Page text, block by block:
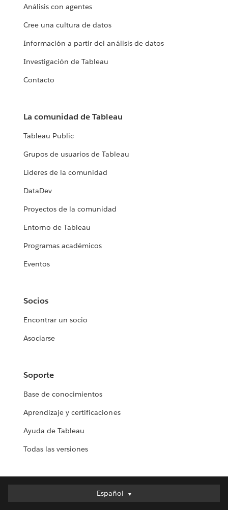
Análisis con agentes
Cree una cultura de datos
Información a partir del análisis de datos
Investigación de Tableau
Contacto
La comunidad de Tableau
Tableau Public
Grupos de usuarios de Tableau
Líderes de la comunidad
DataDev
Proyectos de la comunidad
Entorno de Tableau
Programas académicos
Eventos
Socios
Encontrar un socio
Asociarse
Soporte
Base de conocimientos
Aprendizaje y certificaciones
Ayuda de Tableau
Todas las versiones
Español
Español